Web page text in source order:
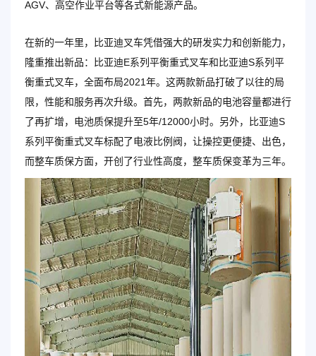
AGV、高空作业平台等各式新能源产品。
在新的一年里，比亚迪叉车凭借强大的研发实力和创新能力，
隆重推出新品：比亚迪E系列平衡重式叉车和比亚迪S系列平
衡重式叉车，全面布局2021年。这两款新品打破了以往的局
限，性能和服务再次升级。首先，两款新品的电池容量都进行
了再扩增，电池质保提升至5年/12000小时。另外，比亚迪S
系列平衡重式叉车标配了电液比例阀，让操控更便捷、出色，
而整车质保方面，开创了行业性高度，整车质保变革为三年。